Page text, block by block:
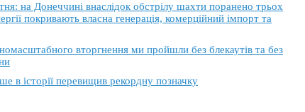
Донеччині внаслідок обстрілу шахти поранено трьох
покривають власна генерація, комерційний імпорт та
вторгнення ми пройшли без блекаутів та без
в історії перевищив рекордну позначку